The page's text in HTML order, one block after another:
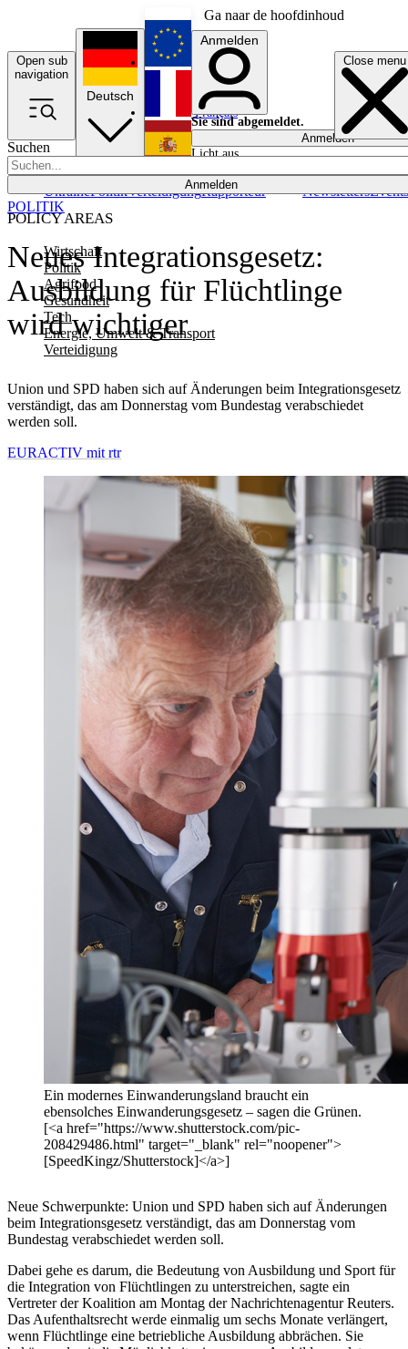
Ga naar de hoofdinhoud
Open sub
navigation
Close menu
Suchen
Anmelden
POLICY AREAS
Wirtschaft
Politik
Agrifood
Gesundheit
Tech
Energie, Umwelt & Transport
Verteidigung
UkrainePolitikVerteidigungRapporteur NewslettersEvents
Deutsch
English
Français
Anmelden
Sie sind abgemeldet.
Anmelden
Licht aus
Neues Integrationsgesetz:
Ausbildung für Flüchtlinge
wird wichtiger
Union und SPD haben sich auf Änderungen beim Integrationsgesetz
verständigt, das am Donnerstag vom Bundestag verabschiedet
werden soll.
POLITIK
EURACTIV mit rtr
Ein modernes Einwanderungsland braucht ein
ebensolches Einwanderungsgesetz – sagen die Grünen.
[<a href="https://www.shutterstock.com/pic-
208429486.html" target="_blank" rel="noopener">
[SpeedKingz/Shutterstock]</a>]
Neue Schwerpunkte: Union und SPD haben sich auf Änderungen
beim Integrationsgesetz verständigt, das am Donnerstag vom
Bundestag verabschiedet werden soll.
Dabei gehe es darum, die Bedeutung von Ausbildung und Sport für
die Integration von Flüchtlingen zu unterstreichen, sagte ein
Vertreter der Koalition am Montag der Nachrichtenagentur Reuters.
Das Aufenthaltsrecht werde einmalig um sechs Monate verlängert,
wenn Flüchtlinge eine betriebliche Ausbildung abbrächen. Sie